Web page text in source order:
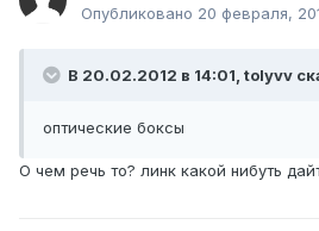
Опубликовано 20 февраля,
В 20.02.2012 в 14:01, tolyvv
оптические боксы
О чем речь то? линк какой нибуть